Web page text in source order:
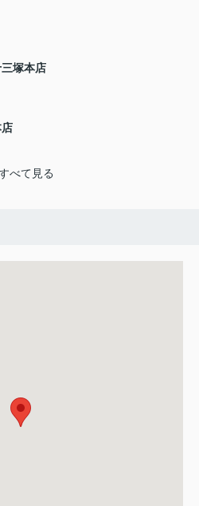
塚本店
べて見る